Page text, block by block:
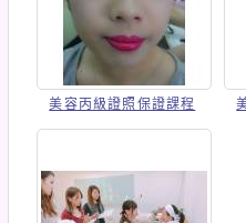
美容丙級證照保證課程